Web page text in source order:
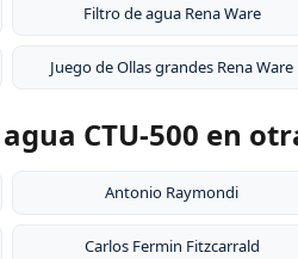
Filtro de agua Rena Ware
Juego de Ollas grandes Rena Ware
CTU-500 en
Antonio Raymondi
Carlos Fermin Fitzcarrald